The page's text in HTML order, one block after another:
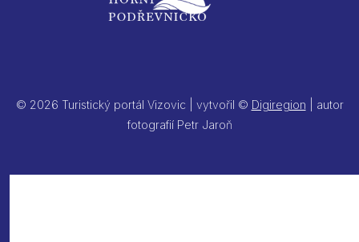
© 2026 Turistický portál Vizovic | vytvořil © Digiregion | autor
fotografií Petr Jaroň